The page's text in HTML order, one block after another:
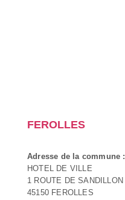
FEROLLES
Adresse de la commune :
HOTEL DE VILLE
1 ROUTE DE SANDILLON
45150 FEROLLES